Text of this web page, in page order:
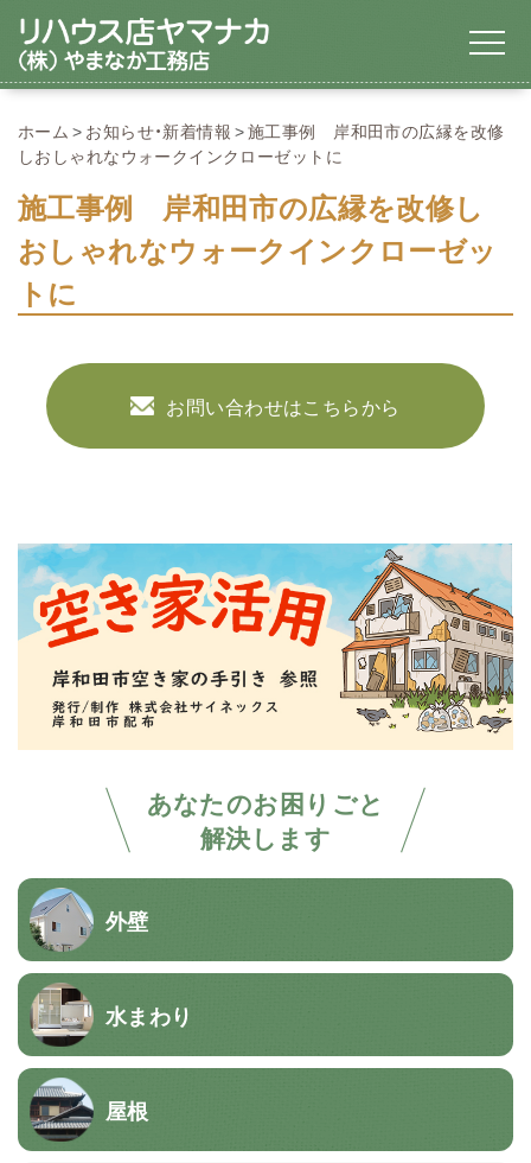
あなたのお困りごと
解決します
外壁
水まわり
屋根
ホーム お知らせ・新着情報
施工事例 岸和田市の広縁を改修
しおしゃれなウォークインクローゼットに
施工事例 岸和田市の広縁を改修し
おしゃれなウォークインクローゼッ
トに
お問い合わせはこちらから